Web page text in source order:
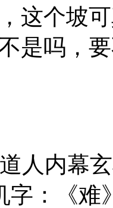
这个坡
是吗，
人内幕
：《难》